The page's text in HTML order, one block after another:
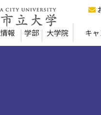
報 学部 大学院 キ